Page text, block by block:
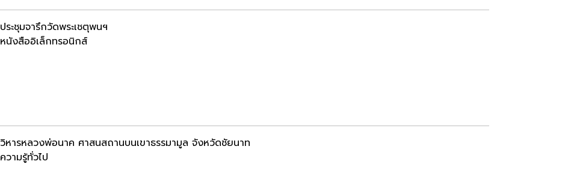
ประชุมจารึกวัดพระเชตุพนฯ
หนังสืออิเล็กทรอนิกส์
วิหารหลวงพ่อนาค ศาสนสถานบนเขาธรรมามูล จังหวัดชัยนาท
ความรู้ทั่วไป